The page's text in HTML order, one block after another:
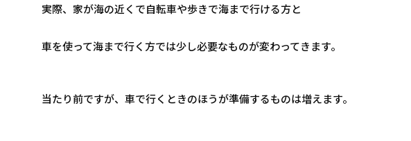
実際、家が海の近くで自転車や歩きで海まで行ける方と
車を使って海まで行く方では少し必要なものが変わってきます。
当たり前ですが、車で行くときのほうが準備するものは増えます。